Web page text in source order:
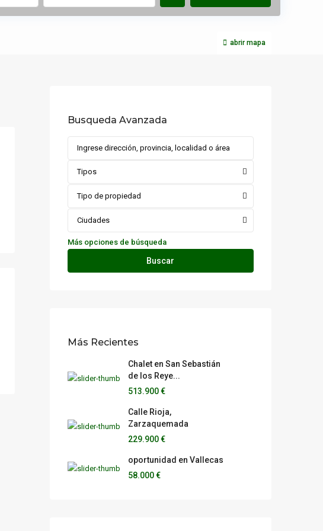
abrir mapa
Busqueda Avanzada
Tipos
Tipo de propiedad
Ciudades
Más opciones de búsqueda
Buscar
Más Recientes
Chalet en San Sebastián
de los Reye...
513.900 €
Calle Rioja,
Zarzaquemada
229.900 €
oportunidad en Vallecas
58.000 €